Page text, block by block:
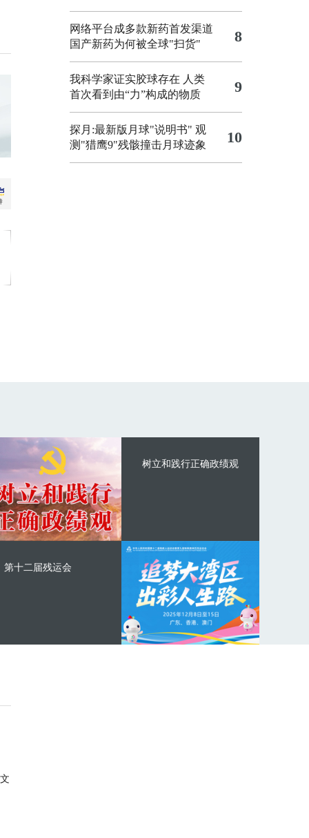
网络平台成多款新药首发渠道
国产新药为何被全球"扫货"
8
我科学家证实胶球存在 人类
首次看到由“力”构成的物质
9
探月:最新版月球"说明书" 观
测"猎鹰9"残骸撞击月球迹象
10
树立和践行正确政绩观
第十二届残运会